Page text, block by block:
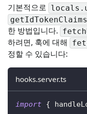
기본적으로
getIdTokenClaims
한 방법입니다.
하려면, 훅에 대해
정할 수 있습니다:
hooks.server.ts
import {